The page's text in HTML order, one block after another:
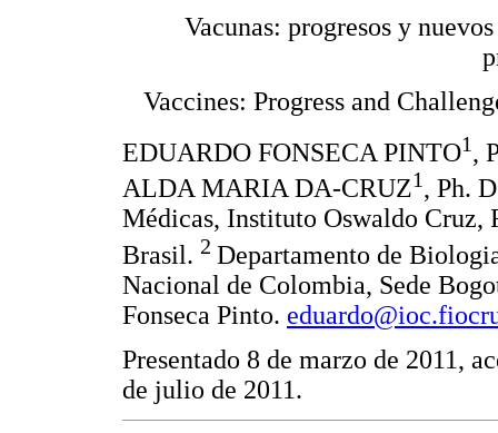
Vacunas: progresos y
Vaccines: Progress and
EDUARDO FONSECA PINTO1,
ALDA MARIA DA-CRUZ1, Ph.
Médicas, Instituto Oswaldo Cruz,
Brasil. 2 Departamento de
Nacional de Colombia, Sede
Fonseca Pinto.
Presentado 8 de marzo de 2011,
de julio de 2011.